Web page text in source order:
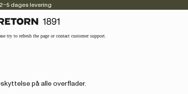
2–5 dages levering
try to refresh the page or contact customer support.
på alle overflader.